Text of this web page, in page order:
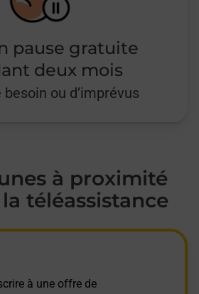
pause gratuite
deux mois
besoin ou d’imprévus
à proximité
téléassistance
à une offre de